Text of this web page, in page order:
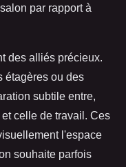
par rapport à
des alliés précieux.
étagères ou des
subtile entre,
celle de travail. Ces
l'espace
souhaite parfois